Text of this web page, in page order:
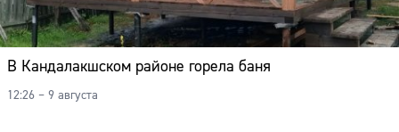
В Кандалакшском районе горела баня
12:26 – 9 августа